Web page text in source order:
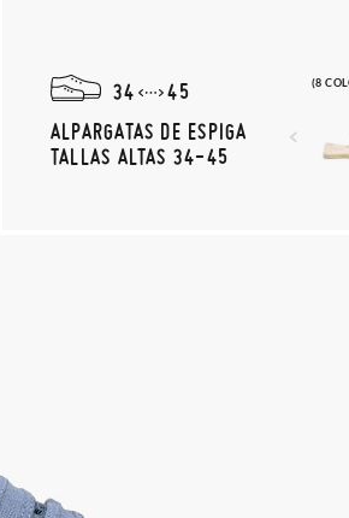
(8
34
45
ALPARGATAS DE ESPIGA
TALLAS ALTAS 34-45